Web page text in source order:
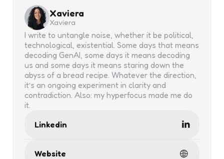
Xaviera
Xaviera
I write to untangle noise, whether it be political,
technological, existential. Some days that means
decoding GenAI, some days it means decoding
us and some days it means staring down the
abyss of a bread recipe. Whatever the direction,
it’s an ongoing experiment in clarity and
contradiction. Also: my hyperfocus made me do
it.
Linkedin
Website